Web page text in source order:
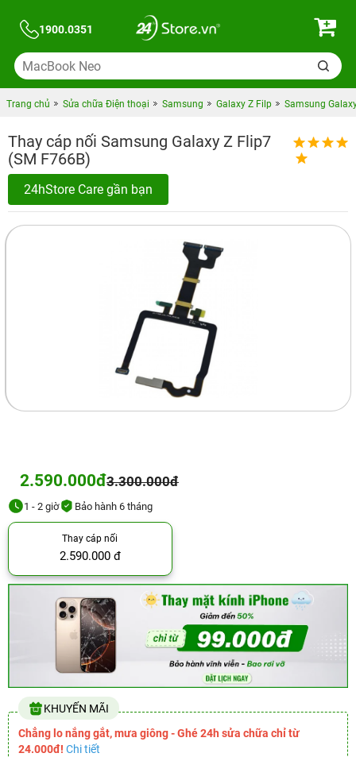
1900.0351
Trang chủ Sửa chữa Điện thoại Samsung Galaxy Z Filp Samsung
Thay cáp nối Samsung Galaxy Z Flip7
(SM F766B)
24hStore Care gần bạn
2.590.000đ3.300.000đ
1 - 2 giờ Bảo hành 6 tháng
Thay cáp nối
2.590.000 đ
KHUYẾN MÃI
Chẳng lo nắng gắt, mưa giông - Ghé 24h sửa chữa chỉ từ
24.000đ! Chi tiết